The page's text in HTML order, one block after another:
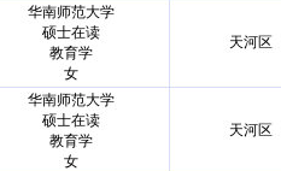
华南师范大学
硕士在读
教育学
女
天河区
华南师范大学
硕士在读
教育学
女
天河区